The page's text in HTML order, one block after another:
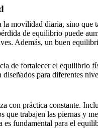
movilidad diaria, sino
de equilibrio puede
Además, un buen
de fortalecer el equilibrio
para diferentes
con práctica constante.
trabajen las piernas y
fundamental para el